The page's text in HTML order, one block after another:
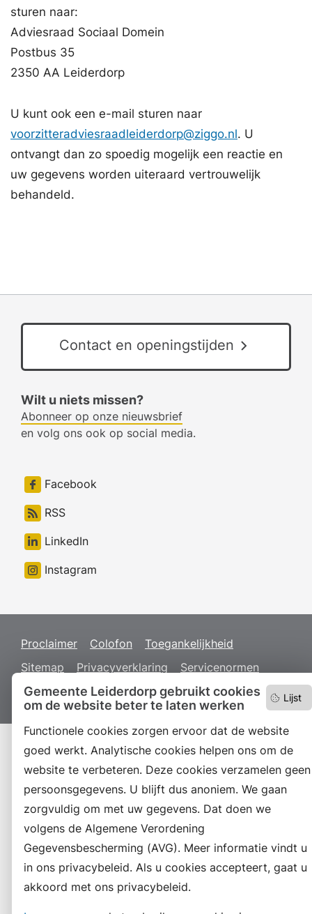
Lijst
Gemeente Leiderdorp gebruikt cookies
om de website beter te laten werken
Functionele cookies zorgen ervoor dat de website
goed werkt. Analytische cookies helpen ons om de
website te verbeteren. Deze cookies verzamelen geen
persoonsgegevens. U blijft dus anoniem. We gaan
zorgvuldig om met uw gegevens. Dat doen we
volgens de Algemene Verordening
Gegevensbescherming (AVG). Meer informatie vindt u
in ons privacybeleid. Als u cookies accepteert, gaat u
akkoord met ons privacybeleid.
sturen naar:
Adviesraad Sociaal Domein
Postbus 35
2350 AA Leiderdorp
U kunt ook een e-mail sturen naar
voorzitteradviesraadleiderdorp@ziggo.nl. U
ontvangt dan zo spoedig mogelijk een reactie en
uw gegevens worden uiteraard vertrouwelijk
behandeld.
Contact en openingstijden
Wilt u niets missen?
Abonneer op onze nieuwsbrief
en volg ons ook op social media.
Facebook
RSS
LinkedIn
Instagram
Proclaimer Colofon
Toegankelijkheid
Sitemap
Privacyverklaring
Servicenormen
Suggesties
Archief Vacatures